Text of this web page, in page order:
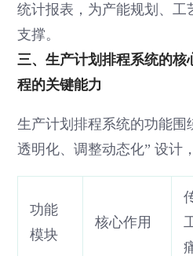
统计报表，为产能规划、工
支撑。
三、生产计划排程系统的
程的关键能力
生产计划排程系统的功能围
透明化、调整动态化” 设计
功能
模块
核心作用